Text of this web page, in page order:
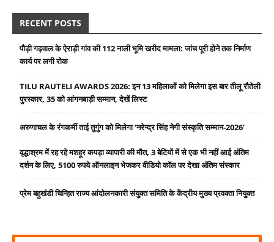
RECENT POSTS
पौड़ी गढ़वाल के ऐराड़ी गांव की 112 नाली भूमि खरीद मामला: जांच पूरी होने तक निर्माण
कार्य पर लगी रोक
TILU RAUTELI AWARDS 2026: इन 13 महिलाओं को मिलेगा इस बार तीलू रौतेली
पुरस्कार, 35 को आंगनबाड़ी सम्मान, देखें लिस्ट
अरुणाचल के रंगकर्मी ताई तुगुंग को मिलेगा ‘नरेन्द्र सिंह नेगी संस्कृति सम्मान-2026’
वृद्धाश्रम में रह रहे मशहूर कपड़ा व्यापारी की मौत, 3 बेटियों में से एक भी नहीं आई अंतिम
दर्शन के लिए, 5100 रुपये ऑनलाइन भेजकर वीडियो कॉल पर देखा अंतिम संस्कार
प्रेम बहुखंडी चिन्हित राज्य आंदोलनकारी संयुक्त समिति के केंद्रीय मुख्य प्रवक्ता नियुक्त